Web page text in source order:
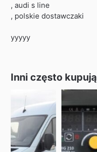
, audi s line
, polskie dostawczaki
yyyyy
Inni często kupują